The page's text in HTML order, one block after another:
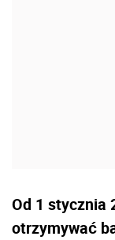
Od 1 stycznia
otrzymywać